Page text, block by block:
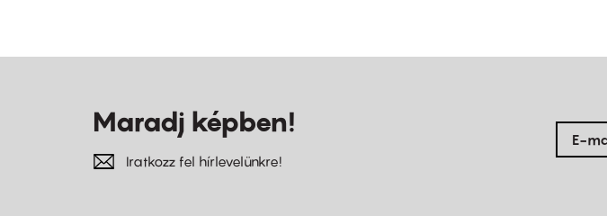
Maradj képben!
Iratkozz fel hírlevelünkre!